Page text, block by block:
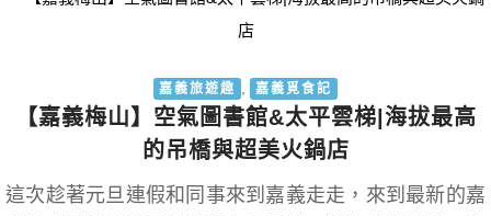
嘉義旅遊趣 嘉義覓食記
【嘉義梅山】空氣圖書館&太平雲梯|海拔最高
的吊橋與超美火鍋店
這次趁著元旦連假和同事來到嘉義走走，來到最新的嘉